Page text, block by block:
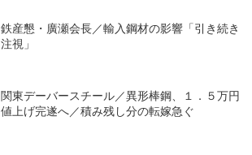
鉄産懇・廣瀬会長／輸入鋼材の影響「引き続き
注視」
関東デーバースチール／異形棒鋼、１．５万円
値上げ完遂へ／積み残し分の転嫁急ぐ